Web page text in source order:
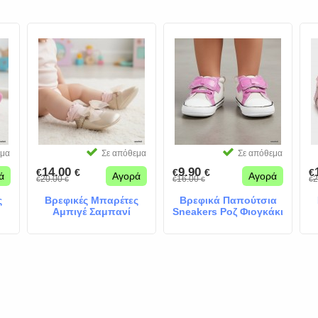
Σε απόθεμα
€14.00 €
€20.00€ Αγορά
Βρεφικές Μπαρέτες
Αμπιγέ Σαμπανί
Σε απόθεμα
€9.90 €
€16.00€ Αγορά
Βρεφικά Παπούτσια
Sneakers Ροζ Φιογκάκι
€
€